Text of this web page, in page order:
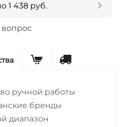
1 438 руб.
вопрос
ручной работы
бренды
диапазон